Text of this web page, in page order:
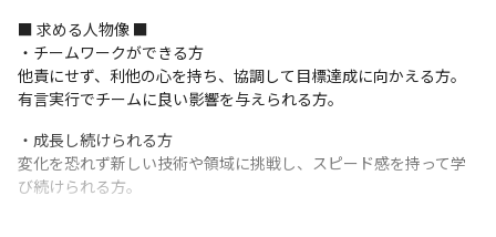
■ 求める人物像 ■
・チームワークができる方
他責にせず、利他の心を持ち、協調して目標達成に向かえる方。
有言実行でチームに良い影響を与えられる方。
・成長し続けられる方
変化を恐れず新しい技術や領域に挑戦し、スピード感を持って学
び続けられる方。